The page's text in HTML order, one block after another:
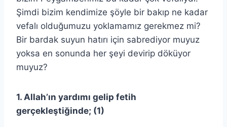
Şimdi bizim kendimize şöyle bir bakıp ne kadar
vefalı olduğumuzu yoklamamız gerekmez mi?
Bir bardak suyun hatırı için sabrediyor muyuz
yoksa en sonunda her şeyi devirip döküyor
muyuz?
1. Allah’ın yardımı gelip fetih
gerçekleştiğinde; (1)